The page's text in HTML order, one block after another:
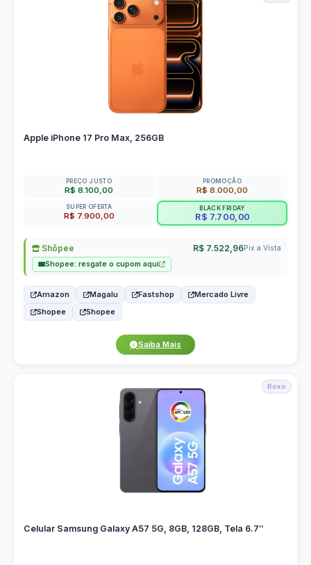
Apple iPhone 17 Pro Max, 256GB
PREÇO JUSTO
R$ 8.100,00
PROMOÇÃO
R$ 8.000,00
SUPER OFERTA
R$ 7.900,00
BLACK FRIDAY
R$ 7.700,00
Shôpee R$ 7.522,96Pix a Vista
Shopee: resgate o cupom aqui
Amazon Magalu Fastshop
Mercado Livre
Shopee
Shopee
Saiba Mais
Roxo
Celular Samsung Galaxy A57 5G, 8GB, 128GB, Tela 6.7″